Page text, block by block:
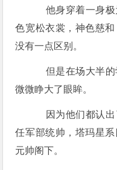
他身穿着一身极
色宽松衣裳，神色慈
没有一点区别。
但是在场大半的
微微睁大了眼眸。
因为他们都认
任军部统帅，塔玛星
元帅阁下。